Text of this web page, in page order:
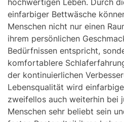
einfarbiger Bettwäsche
Menschen nicht nur einen
ihrem persönlichen
Bedürfnissen entspricht,
komfortablere
der kontinuierlichen
Lebensqualität wird
zweifellos auch weiterhin bei
Menschen sehr beliebt sein